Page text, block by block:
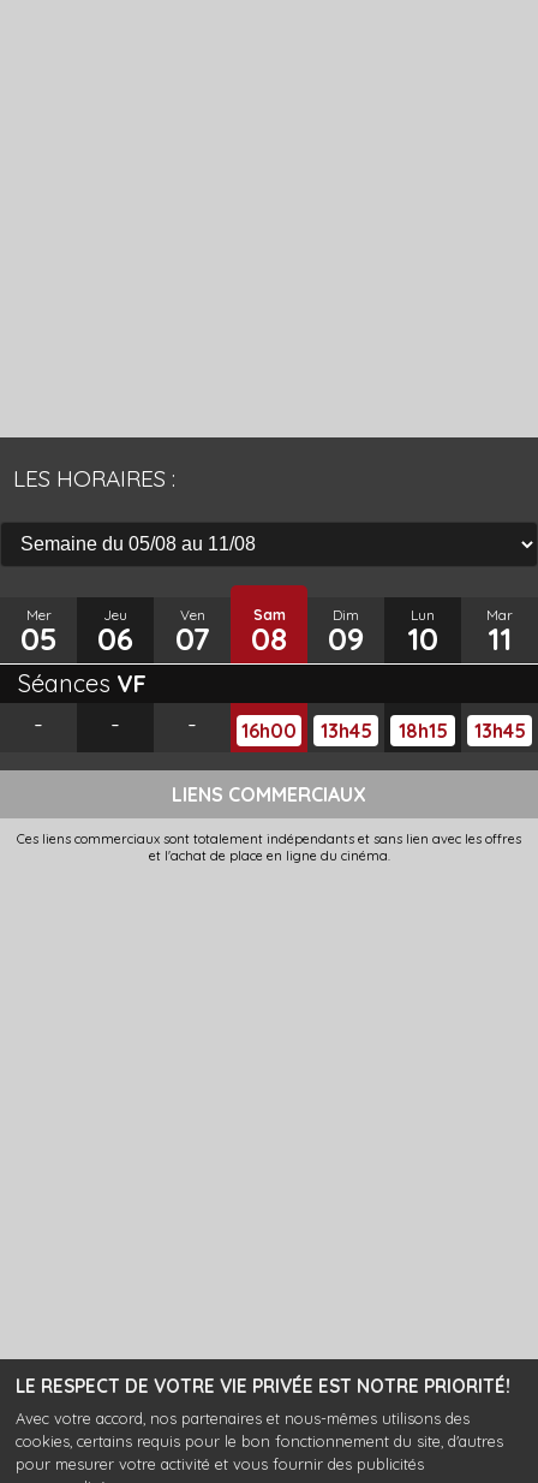
LE RESPECT DE VOTRE VIE PRIVÉE EST NOTRE PRIORITÉ!
Avec votre accord, nos partenaires et nous-mêmes utilisons des
cookies, certains requis pour le bon fonctionnement du site, d'autres
pour mesurer votre activité et vous fournir des publicités
LES HORAIRES :
Mer
05
Jeu
06
Ven
07
Sam
08
Dim
09
Lun
10
Mar
11
Séances VF
-
- - 16h00 13h45 18h15 13h45
LIENS COMMERCIAUX
Ces liens commerciaux sont totalement indépendants et sans lien avec les offres
et l'achat de place en ligne du cinéma.